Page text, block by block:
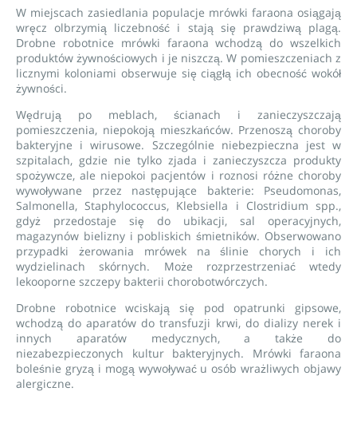
W miejscach zasiedlania populacje mrówki faraona osiągają
wręcz olbrzymią liczebność i stają się prawdziwą plagą.
Drobne robotnice mrówki faraona wchodzą do wszelkich
produktów żywnościowych i je niszczą. W pomieszczeniach z
licznymi koloniami obserwuje się ciągłą ich obecność wokół
żywności.
Wędrują po meblach, ścianach i zanieczyszczają
pomieszczenia, niepokoją mieszkańców. Przenoszą choroby
bakteryjne i wirusowe. Szczególnie niebezpieczna jest w
szpitalach, gdzie nie tylko zjada i zanieczyszcza produkty
spożywcze, ale niepokoi pacjentów i roznosi różne choroby
wywoływane przez następujące bakterie: Pseudomonas,
Salmonella, Staphylococcus, Klebsiella i Clostridium spp.,
gdyż przedostaje się do ubikacji, sal operacyjnych,
magazynów bielizny i pobliskich śmietników. Obserwowano
przypadki żerowania mrówek na ślinie chorych i ich
wydzielinach skórnych. Może rozprzestrzeniać wtedy
lekooporne szczepy bakterii chorobotwórczych.
Drobne robotnice wciskają się pod opatrunki gipsowe,
wchodzą do aparatów do transfuzji krwi, do dializy nerek i
innych aparatów medycznych, a także do
niezabezpieczonych kultur bakteryjnych. Mrówki faraona
boleśnie gryzą i mogą wywoływać u osób wrażliwych objawy
alergiczne.